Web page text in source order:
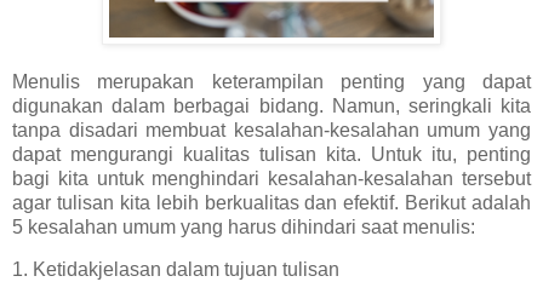
Menulis merupakan keterampilan penting yang dapat
digunakan dalam berbagai bidang. Namun, seringkali kita
tanpa disadari membuat kesalahan-kesalahan umum yang
dapat mengurangi kualitas tulisan kita. Untuk itu, penting
bagi kita untuk menghindari kesalahan-kesalahan tersebut
agar tulisan kita lebih berkualitas dan efektif. Berikut adalah
5 kesalahan umum yang harus dihindari saat menulis:
1. Ketidakjelasan dalam tujuan tulisan